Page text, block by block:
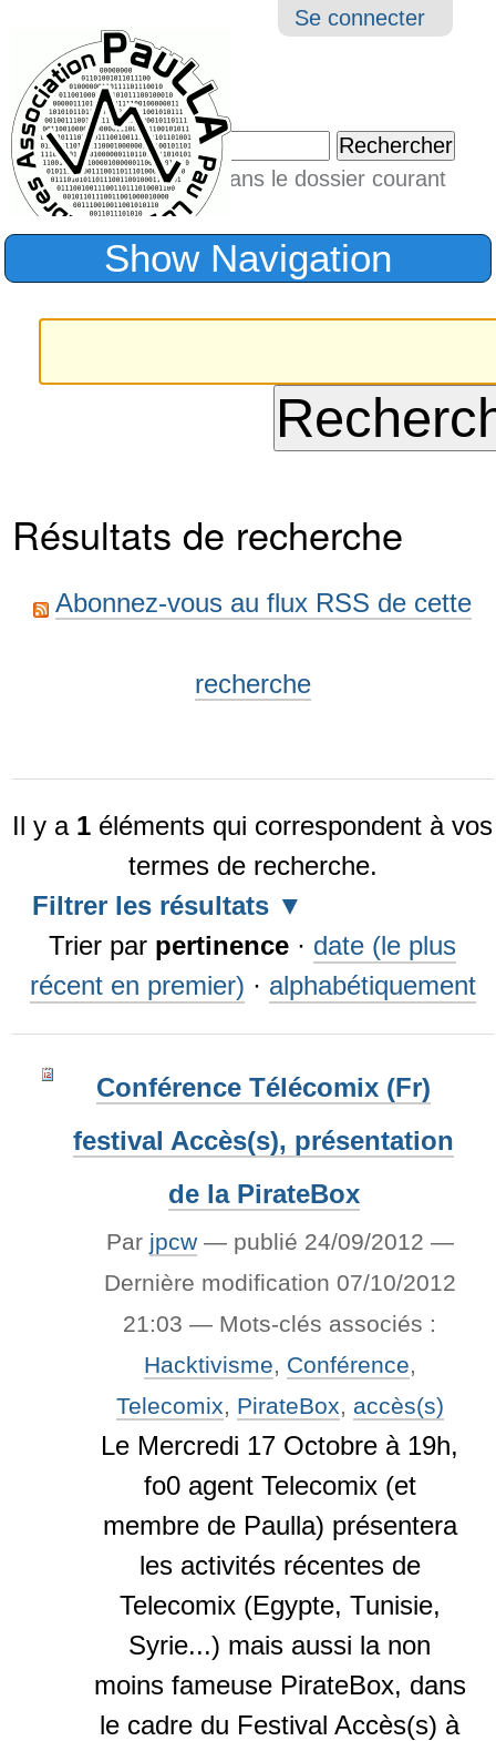
Outils
Se connecter
Chercher par
Seulement dans le dossier courant
Recherche
Show Navigation
Résultats de recherche
Abonnez-vous au flux RSS de cette
recherche
Il y a 1 éléments qui correspondent à vos
termes de recherche.
Filtrer les résultats
Trier par pertinence · date (le plus
récent en premier) · alphabétiquement
Conférence Télécomix (Fr)
festival Accès(s), présentation
de la PirateBox
Par jpcw — publié 24/09/2012 —
Dernière modification 07/10/2012
21:03— Mots-clés associés :
Hacktivisme, Conférence,
Telecomix, PirateBox, accès(s)
Le Mercredi 17 Octobre à 19h,
fo0 agent Telecomix (et
membre de Paulla) présentera
les activités récentes de
Telecomix (Egypte, Tunisie,
Syrie...) mais aussi la non
moins fameuse PirateBox, dans
le cadre du Festival Accès(s) à